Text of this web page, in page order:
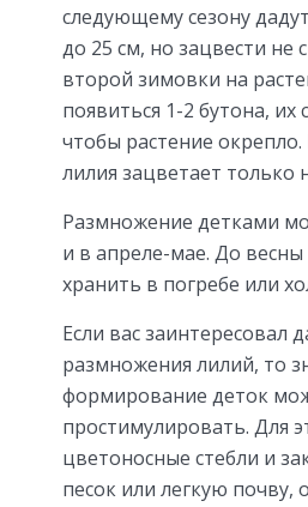
следующему сезону
до 25 см, но зацвести не
второй зимовки на
появиться 1-2 бутона, их
чтобы растение
лилия зацветает только
Размножение детками
и в апреле-мае. До весны
хранить в погребе или
Если вас заинтересовал
размножения лилий, то
формирование деток
простимулировать. Для
цветоносные стебли и
песок или легкую почву,